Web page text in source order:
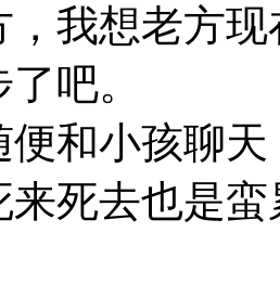
，我想老方
吧。
便和小孩聊
来死去也是蛮